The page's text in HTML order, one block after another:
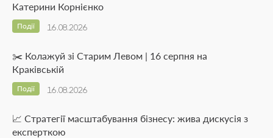
Катерини Корнієнко
16.08.2026
Події
✂️ Колажуй зі Старим Левом | 16 серпня на
Краківській
16.08.2026
Події
📈 Стратегії масштабування бізнесу: жива дискусія з
експерткою